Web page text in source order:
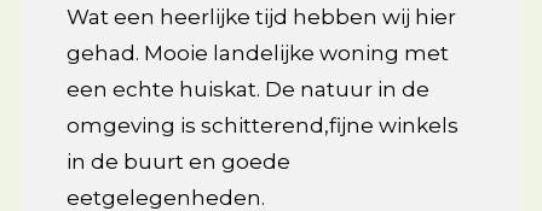
Wat een heerlijke tijd hebben wij hier
gehad. Mooie landelijke woning met
een echte huiskat. De natuur in de
omgeving is schitterend,fijne winkels
in de buurt en goede
eetgelegenheden.